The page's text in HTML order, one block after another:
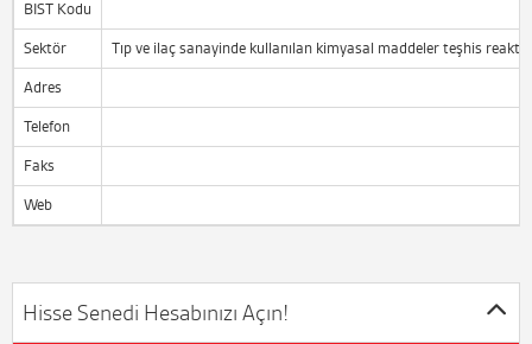
BIST Kodu
Sektör Tıp ve ilaç sanayinde kullanılan kimyasal maddeler teşhis
Adres
Telefon
Faks
Web
Hisse Senedi Hesabınızı Açın!